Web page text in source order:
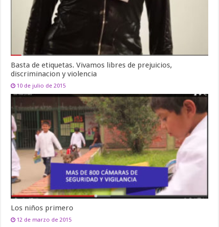
Basta de etiquetas. Vivamos libres de prejuicios,
discriminacion y violencia
10 de julio de 2015
Los niños primero
12 de marzo de 2015